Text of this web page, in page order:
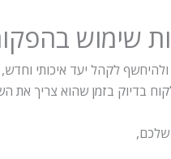
שימוש
לקהל יעד איכותי
בדיוק בזמן שהוא צריך את
שלכם,